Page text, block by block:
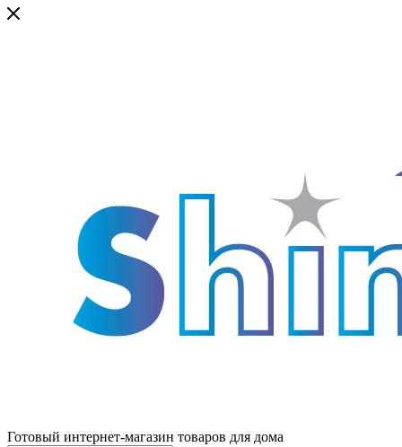
Готовый интернет-магазин товаров для дома